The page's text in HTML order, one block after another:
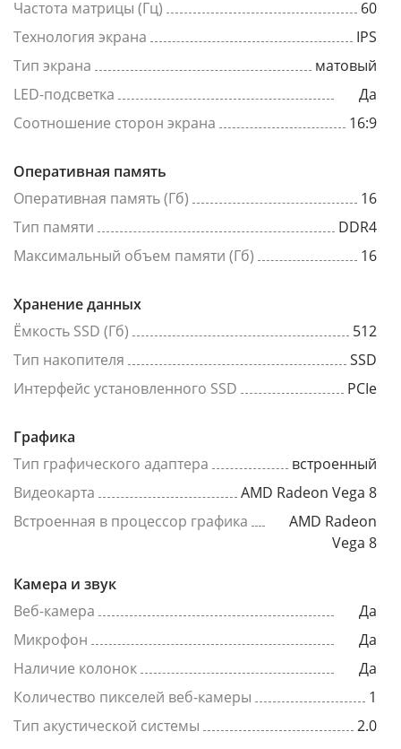
Частота матрицы (Гц)
60
Технология экрана
IPS
Тип экрана
матовый
LED-подсветка
Да
Соотношение сторон экрана
16:9
Оперативная память
Оперативная память (Гб)
16
Тип памяти
DDR4
Максимальный объем памяти (Гб)
16
Хранение данных
Ёмкость SSD (Гб)
512
Тип накопителя
SSD
Интерфейс установленного SSD
PCIe
Графика
Тип графического адаптера
встроенный
Видеокарта
AMD Radeon Vega 8
Встроенная в процессор графика
AMD Radeon
Vega 8
Камера и звук
Веб-камера
Да
Микрофон
Да
Наличие колонок
Да
Количество пикселей веб-камеры
1
Тип акустической системы
2.0